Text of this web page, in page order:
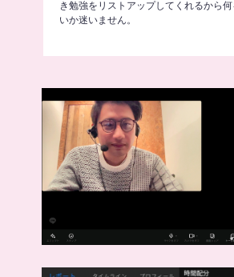
き勉強をリストアップしてくれるから
いか迷いません。